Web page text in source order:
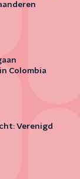
Colombia
Verenigd